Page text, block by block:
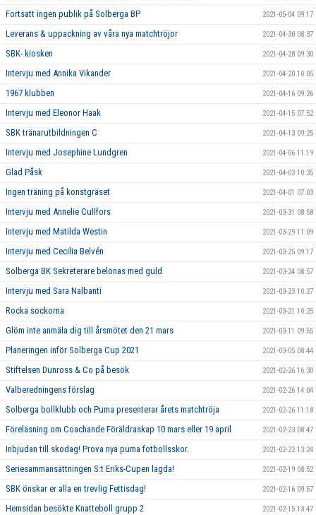
Fortsatt ingen publik på Solberga BP 2021-05-04 09:17
Leverans & uppackning av våra nya matchtröjor 2021-04-30 08:37
SBK- kiosken 2021-04-28 09:30
Intervju med Annika Vikander 2021-04-20 10:05
1967 klubben 2021-04-16 09:26
Intervju med Eleonor Haak 2021-04-15 07:52
SBK tränarutbildningen C 2021-04-13 09:25
Intervju med Josephine Lundgren 2021-04-06 11:19
Glad Påsk 2021-04-03 10:35
Ingen träning på konstgräset 2021-04-01 07:03
Intervju med Annelie Cullfors 2021-03-31 08:58
Intervju med Matilda Westin 2021-03-29 11:09
Intervju med Cecilia Belvén 2021-03-25 09:17
Solberga BK Sekreterare belönas med guld 2021-03-24 08:57
Intervju med Sara Nalbanti 2021-03-23 10:27
Rocka sockorna 2021-03-21 10:25
Glöm inte anmäla dig till årsmötet den 21 mars 2021-03-11 09:55
Planeringen inför Solberga Cup 2021 2021-03-05 08:44
Stiftelsen Dunross & Co på besök 2021-02-26 16:30
Valberedningens förslag 2021-02-26 14:04
Solberga bollklubb och Puma presenterar årets matchtröja 2021-02-26 11:18
Föreläsning om Coachande Föräldraskap 10 mars eller 19 april 2021-02-23 08:47
Inbjudan till skodag! Prova nya puma fotbollsskor. 2021-02-22 13:24
Seriesammansättningen S:t Eriks-Cupen lagda! 2021-02-19 08:52
SBK önskar er alla en trevlig Fettisdag! 2021-02-16 09:57
Hemsidan besökte Knatteboll grupp 2 2021-02-15 13:47